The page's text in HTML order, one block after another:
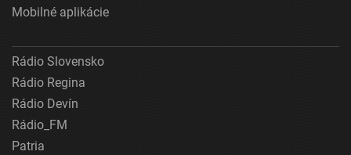
Mobilné aplikácie
Rádio Slovensko
Rádio Regina
Rádio Devín
Rádio_FM
Patria